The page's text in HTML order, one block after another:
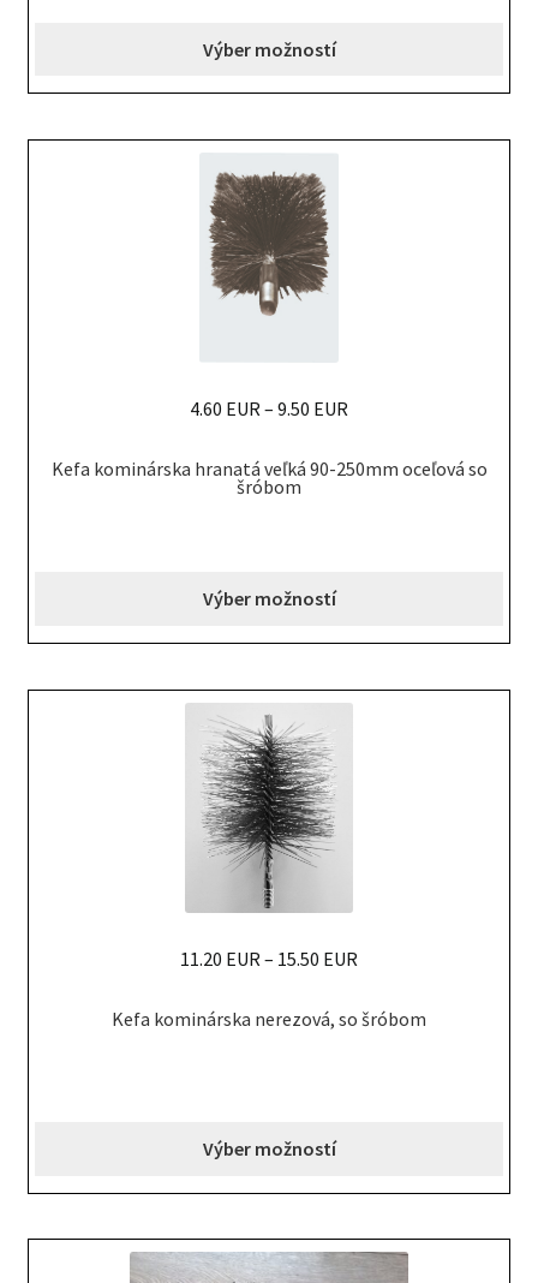
Výber možností
The
options
be
chosen
on
the
product
page
Kefa kominárska hranatá veľká 90-250mm oceľová so
šróbom
4.60 EUR – 9.50 EUR
Výber možností
This
product
The
be
chosen
on
the
product
page
Kefa kominárska nerezová, so šróbom
11.20 EUR – 15.50 EUR
Výber možností
product
The
be
chosen